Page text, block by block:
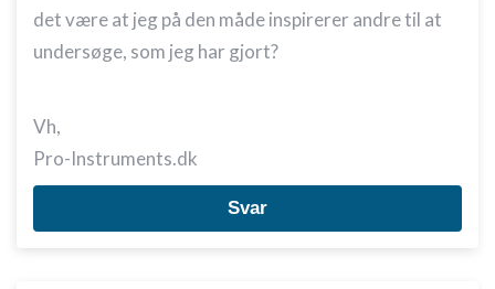
det være at jeg på den måde inspirerer andre til at
undersøge, som jeg har gjort?
Vh,
Pro-Instruments.dk
Svar